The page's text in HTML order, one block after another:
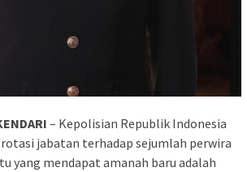
– Kepolisian Republik Indonesia
jabatan terhadap sejumlah perwira
yang mendapat amanah baru adalah